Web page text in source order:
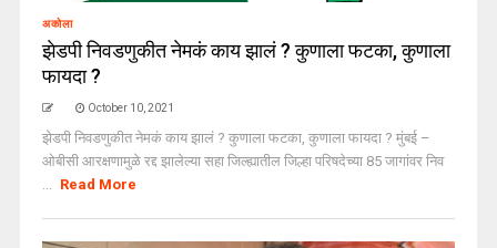
अकोला
झेडपी निवडणुकीत नेमकं काय झालं ? कुणाला फटका, कुणाला
फायदा ?
October 10, 2021
झेडपी निवडणुकीत नेमकं काय झालं ? कुणाला फटका, कुणाला फायदा ? मुंबई –
ओबीसी आरक्षणामुळे रद्द झालेल्या सहा जिल्ह्यातील जिल्हा परिषदेच्या 85 जागांवर निव
... Read More